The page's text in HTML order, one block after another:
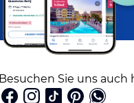
Besuchen Sie uns auch